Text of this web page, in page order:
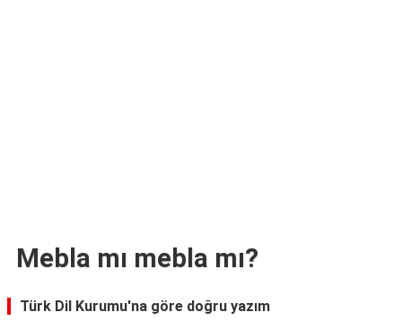
Mebla mı mebla mı?
Türk Dil Kurumu'na göre doğru yazım